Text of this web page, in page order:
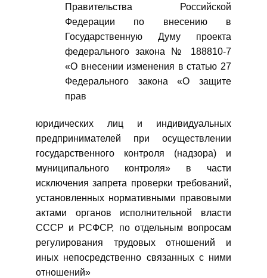
Правительства Российской
Федерации по внесению в
Государственную Думу проекта
федерального закона № 188810-7
«О внесении изменения в статью 27
Федерального закона «О защите
прав
юридических лиц и индивидуальных
предпринимателей при осуществлении
государственного контроля (надзора) и
муниципального контроля» в части
исключения запрета проверки требований,
установленных нормативными правовыми
актами органов исполнительной власти
СССР и РСФСР, по отдельным вопросам
регулирования трудовых отношений и
иных непосредственно связанных с ними
отношений»